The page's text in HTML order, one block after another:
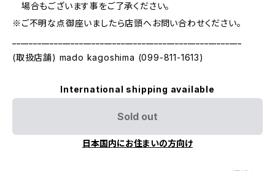
場合もございます事をご了承ください。
※ご不明な点御座いましたら店頭へお問い合わせください。
(取扱店舗) mado kagoshima (099-811-1613)
International shipping available
Sold out
日本国内にお住まいの方向け